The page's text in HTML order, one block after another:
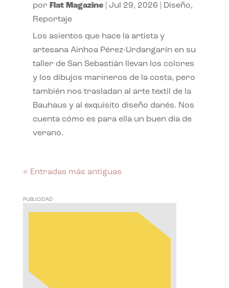
por Flat Magazine| Jul 29, 2026 Diseño,
Reportaje
Los asientos que hace la artista y
artesana Ainhoa Pérez-Urdangarín en su
taller de San Sebastián llevan los colores
y los dibujos marineros de la costa, pero
también nos trasladan al arte textil de la
Bauhaus y al exquisito diseño danés. Nos
cuenta cómo es para ella un buen día de
verano.
« Entradas más antiguas
PUBLICIDAD